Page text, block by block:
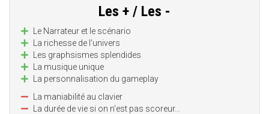
Les + / Les -
Le Narrateur et le scénario
La richesse de l'univers
Les graphsismes splendides
La musique unique
La personnalisation du gameplay
La maniabilité au clavier
La durée de vie si on n'est pas scoreur...